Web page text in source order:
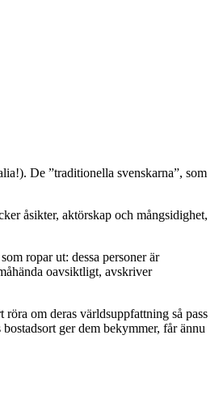
De ”traditionella svenskarna”, som
åsikter, aktörskap och mångsidighet,
ropar ut: dessa personer är
oavsiktligt, avskriver
om deras världsuppfattning så pass
ger dem bekymmer, får ännu